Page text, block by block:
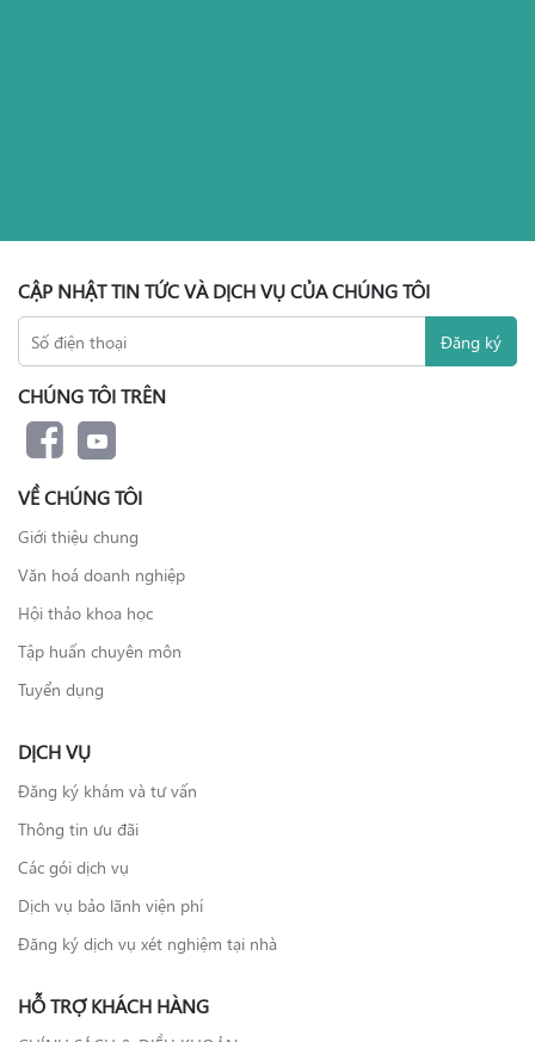
CẬP NHẬT TIN TỨC VÀ DỊCH VỤ CỦA CHÚNG TÔI
CHÚNG TÔI TRÊN
VỀ CHÚNG TÔI
Giới thiệu chung
Văn hoá doanh nghiệp
Hội thảo khoa học
Tập huấn chuyên môn
Tuyển dụng
DỊCH VỤ
Đăng ký khám và tư vấn
Thông tin ưu đãi
Các gói dịch vụ
Dịch vụ bảo lãnh viện phí
Đăng ký dịch vụ xét nghiệm tại nhà
HỖ TRỢ KHÁCH HÀNG